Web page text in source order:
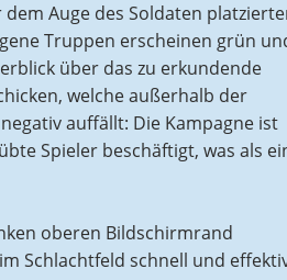
Auge des Soldaten
Truppen erscheinen grün
über das zu erkundende
welche außerhalb der
auffällt: Die Kampagne ist
Spieler beschäftigt, was als
oberen Bildschirmrand
Schlachtfeld schnell und